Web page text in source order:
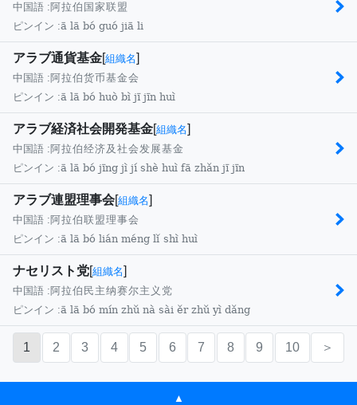
中国語 : 阿拉伯国家联盟
ピンイン :ā lā bó guó jiā li
アラブ通貨基金[組織名]
中国語 : 阿拉伯货币基金会
ピンイン :ā lā bó huò bì jī jīn huì
アラブ経済社会開発基金[組織名]
中国語 : 阿拉伯经济及社会发展基金
ピンイン :ā lā bó jīng jì jí shè huì fā zhǎn jī jīn
アラブ連盟理事会[組織名]
中国語 : 阿拉伯联盟理事会
ピンイン :ā lā bó lián méng lǐ shì huì
ナセリスト党[組織名]
中国語 : 阿拉伯民主纳赛尔主义党
ピンイン :ā lā bó mín zhǔ nà sài ěr zhǔ yì dǎng
1 2 3 4 5 6 7 8 9 10 ＞
▲